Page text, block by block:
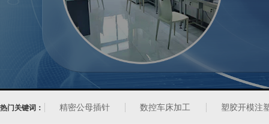
热门关键词： 精密公母插针 数控车床加工 塑胶开模注